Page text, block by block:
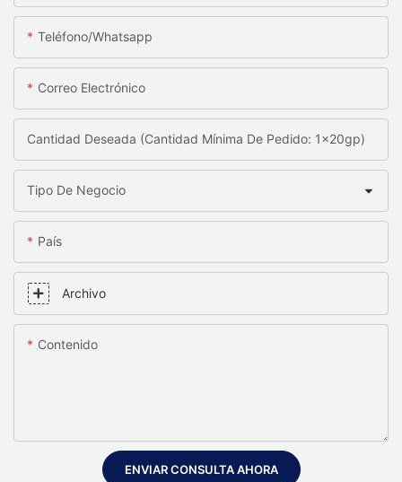
Teléfono/whatsapp
Correo Electrónico
Cantidad Deseada (Cantidad Mínima De Pedido: 1x20gp)
Tipo De Negocio
País
Archivo
Contenido
ENVIAR CONSULTA AHORA